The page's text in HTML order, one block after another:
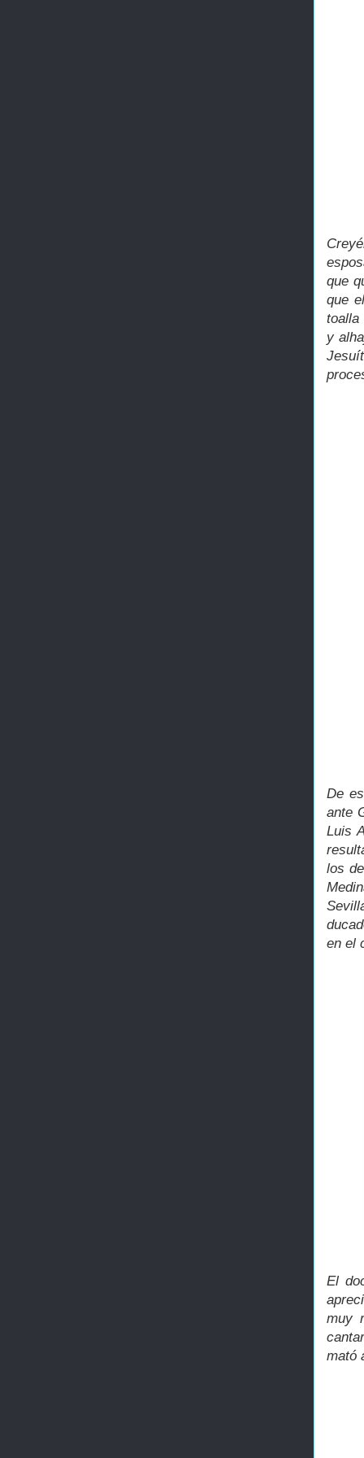
que
que
toalla
y
De
ante
Luis
los
en el
El
muy
mató